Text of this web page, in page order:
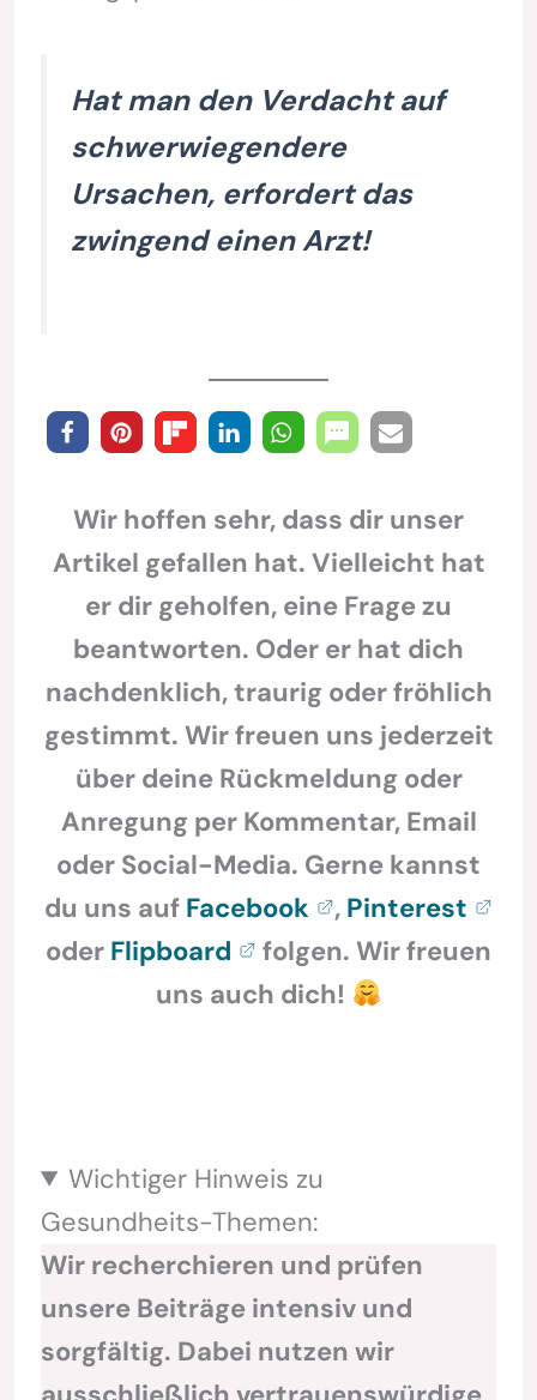
Hat man den Verdacht auf
schwerwiegendere
Ursachen, erfordert das
zwingend einen Arzt!
Wir hoffen sehr, dass dir unser
Artikel gefallen hat. Vielleicht hat
er dir geholfen, eine Frage zu
beantworten. Oder er hat dich
nachdenklich, traurig oder fröhlich
gestimmt. Wir freuen uns jederzeit
über deine Rückmeldung oder
Anregung per Kommentar, Email
oder Social-Media. Gerne kannst
du uns auf Facebook , Pinterest
oder Flipboard
folgen. Wir freuen
uns auch dich!
Wichtiger Hinweis zu
Gesundheits-Themen:
Wir recherchieren und prüfen
unsere Beiträge intensiv und
sorgfältig. Dabei nutzen wir